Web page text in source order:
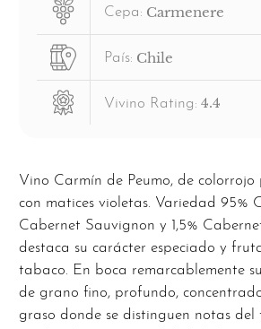
Cepa: Carmenere
País: Chile
Vivino Rating: 4.4
Vino Carmín de Peumo, de colorrojo
con matices violetas. Variedad 95%
Cabernet Sauvignon y 1,5%
destaca su carácter especiado y
tabaco. En boca remarcablemente
de grano fino, profundo,
graso donde se distinguen notas del